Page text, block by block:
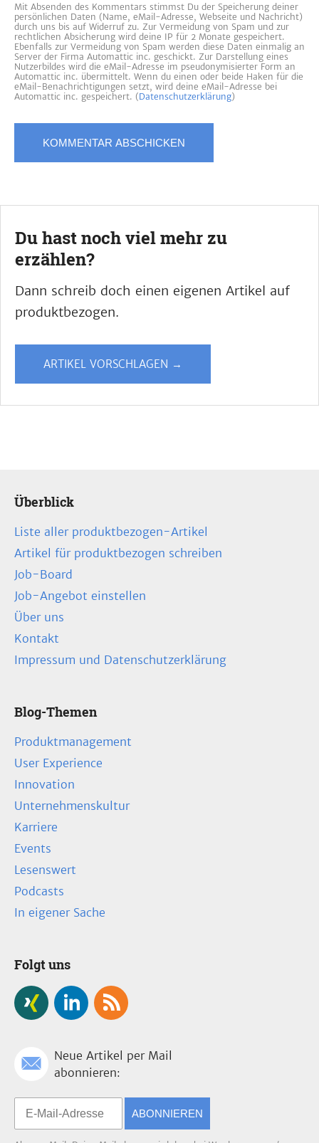
Mit Absenden des Kommentars stimmst Du der Speicherung deiner
persönlichen Daten (Name, eMail-Adresse, Webseite und Nachricht)
durch uns bis auf Widerruf zu. Zur Vermeidung von Spam und zur
rechtlichen Absicherung wird deine IP für 2 Monate gespeichert.
Ebenfalls zur Vermeidung von Spam werden diese Daten einmalig an
Server der Firma Automattic inc. geschickt. Zur Darstellung eines
Nutzerbildes wird die eMail-Adresse im pseudonymisierter Form an
Automattic inc. übermittelt. Wenn du einen oder beide Haken für die
eMail-Benachrichtigungen setzt, wird deine eMail-Adresse bei
Automattic inc. gespeichert. (Datenschutzerklärung)
Du hast noch viel mehr zu
erzählen?
Dann schreib doch einen eigenen Artikel auf
produktbezogen.
ARTIKEL VORSCHLAGEN →
Überblick
Liste aller produktbezogen-Artikel
Artikel für produktbezogen schreiben
Job-Board
Job-Angebot einstellen
Über uns
Kontakt
Impressum und Datenschutzerklärung
Blog-Themen
Produktmanagement
User Experience
Innovation
Unternehmenskultur
Karriere
Events
Lesenswert
Podcasts
In eigener Sache
Folgt uns
Neue Artikel per Mail
abonnieren:
ABONNIEREN